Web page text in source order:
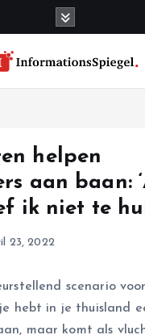
helpen
aan baan:
ik niet te
23, 2022
scenario voor
hebt in je thuisland
maar komt als